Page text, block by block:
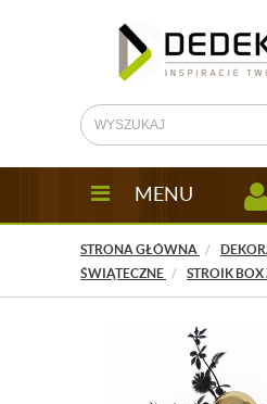
MENU
STRONA GŁÓWNA
ŚWIĄTECZNE
STROIK